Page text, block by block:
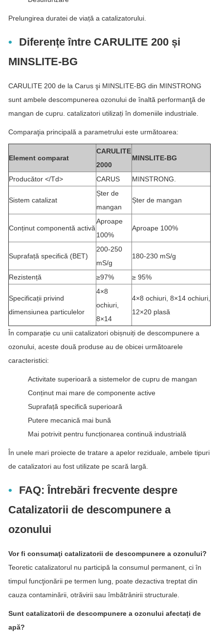
Prelungirea duratei de viață a catalizatorului.
Diferențe între CARULITE 200 și
MINSLITE-BG
CARULITE 200 de la Carus şi MINSLITE-BG din MINSTRONG
sunt ambele descompunerea ozonului de înaltă performanţă de
mangan de cupru. catalizatori utilizați în domeniile industriale.
Comparaţia principală a parametrului este următoarea:
Element comparat
CARULITE
2000
MINSLITE-BG
Producător </Td> CARUS MINSTRONG.
Sistem catalizat
Șter de
mangan
Șter de mangan
Conținut componentă activă
Aproape
100%
Aproape 100%
Suprafață specifică (BET)
200-250
mS/g
180-230 mS/g
Rezistență ≥97% ≥ 95%
Specificații privind
dimensiunea particulelor
4×8
ochiuri,
8×14
4×8 ochiuri, 8×14 ochiuri,
12×20 plasă
În comparație cu unii catalizatori obișnuiți de descompunere a
ozonului, aceste două produse au de obicei următoarele
caracteristici:
Activitate superioară a sistemelor de cupru de mangan
Conținut mai mare de componente active
Suprafață specifică superioară
Putere mecanică mai bună
Mai potrivit pentru funcționarea continuă industrială
În unele mari proiecte de tratare a apelor reziduale, ambele tipuri
de catalizatori au fost utilizate pe scară largă.
FAQ: Întrebări frecvente despre
Catalizatorii de descompunere a
ozonului
Vor fi consumaţi catalizatorii de descompunere a ozonului?
Teoretic catalizatorul nu participă la consumul permanent, ci în
timpul funcţionării pe termen lung, poate dezactiva treptat din
cauza contaminării, otrăvirii sau îmbătrânirii structurale.
Sunt catalizatorii de descompunere a ozonului afectați de
apă?